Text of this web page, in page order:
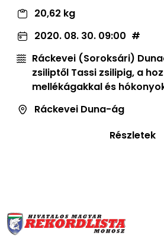
20,62 kg
2020. 08. 30. 09:00
Ráckevei (Soroksári)
zsiliptől Tassi zsilipig, a
mellékágakkal és
Ráckevei Duna-ág
Részletek